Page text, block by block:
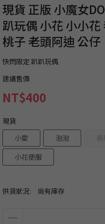
現貨 正版 小魔女
趴玩偶 小花 小小
桃子 老頭阿迪 公仔
快閃限定 趴趴玩偶
建議售價
NT$400
供貨狀況: 尚有庫存
現貨
小愛
泡泡 春
小花便服